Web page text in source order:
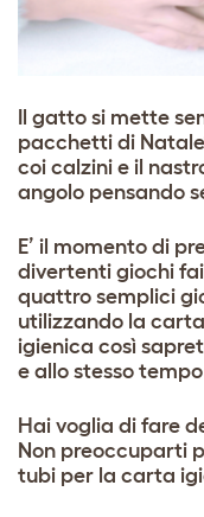
Il gatto si mette
pacchetti di
coi calzini e il
angolo pensando
E’ il momento di
divertenti giochi
quattro semplici
utilizzando la
igienica così
e allo stesso
Hai voglia di fare
Non preoccuparti
tubi per la carta